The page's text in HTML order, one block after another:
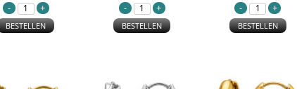
BESTELLEN BESTELLEN BESTELLEN